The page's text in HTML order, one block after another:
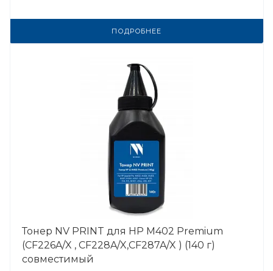
ПОДРОБНЕЕ
Тонер NV PRINT для HP M402 Premium
(CF226A/X , CF228A/X,CF287A/X ) (140 г)
совместимый